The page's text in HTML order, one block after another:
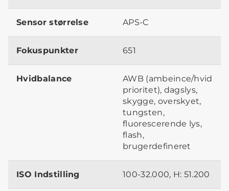
Sensor størrelse APS-C
Fokuspunkter 651
Hvidbalance
AWB (ambeince/hvid
prioritet), dagslys,
skygge, overskyet,
tungsten,
fluorescerende lys,
flash,
brugerdefineret
ISO Indstilling 100-32.000, H: 51.200